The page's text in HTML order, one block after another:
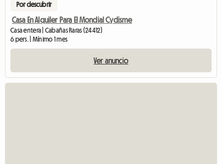
Por descubrir
Casa En Alquiler Para El Mondial Cyclisme
Casa entera | Cabañas Raras (24412)
6 pers. | Mínimo 1 mes
Ver anuncio